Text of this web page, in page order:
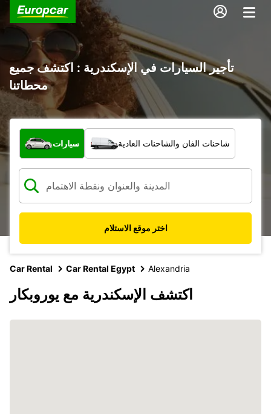
تأجير السيارات في الإسكندرية : اكتشف جميع
محطاتنا
ما نوع المركبة؟
سيارات شاحنات الفان والشاحنات العادية
اختر موقع الاستلام
Car Rental Car Rental Egypt Alexandria
اكتشف الإسكندرية مع يوروبكار